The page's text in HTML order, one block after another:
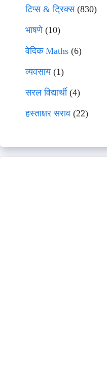
टिप्स & ट्रिक्स(830)
भाषणे(10)
वेदिक Maths (6)
व्यवसाय(1)
सरल विद्यार्थी(4)
हस्ताक्षर सराव (22)